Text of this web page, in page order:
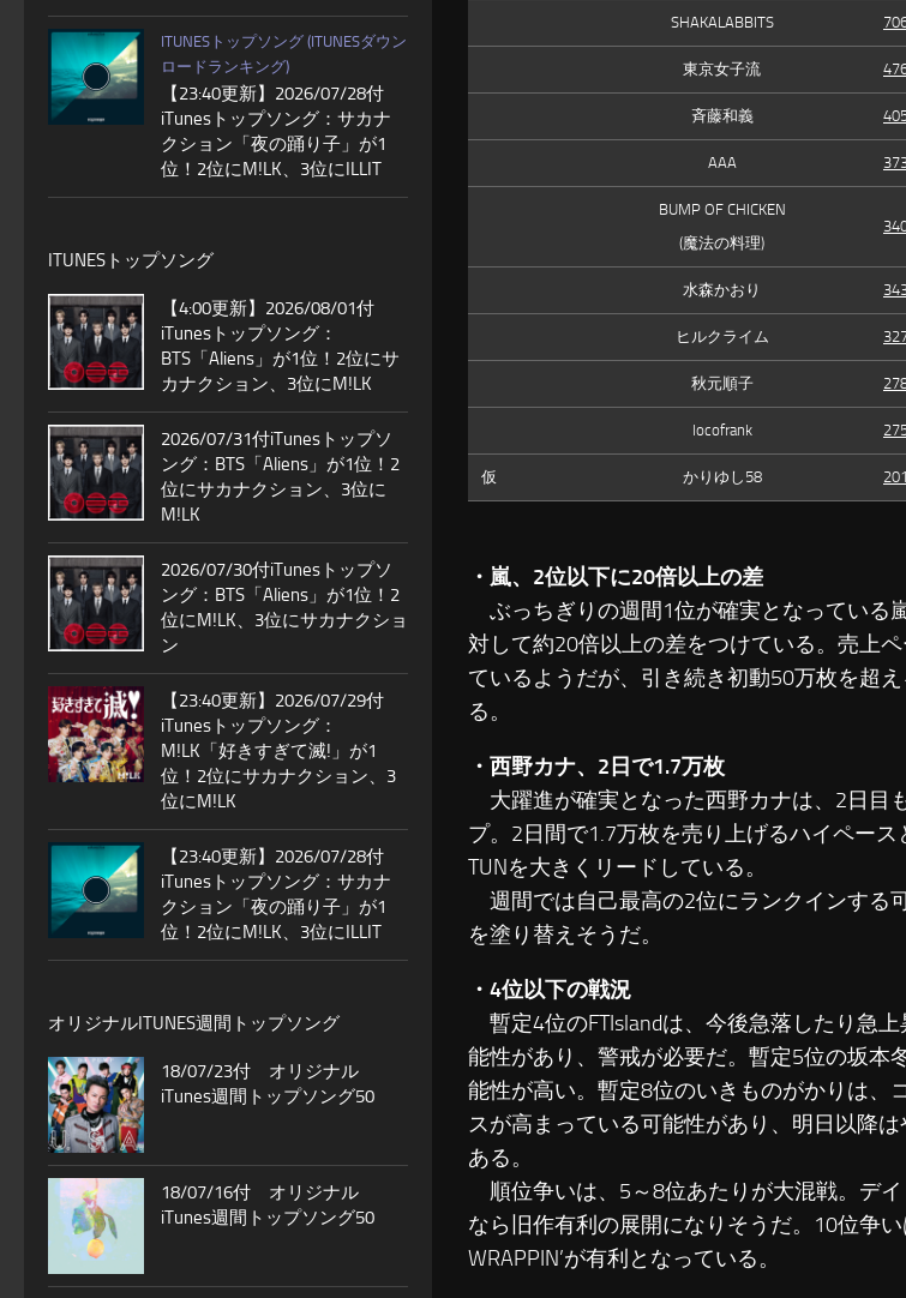
SHAKALABBITS
東京女子流
斉藤和義
AAA
BUMP OF CHICKEN
(魔法の料理)
水森かおり
ヒルクライム
秋元順子
locofrank
仮 かりゆし58 201
・嵐、2位以下に20倍以上の差
ぶっちぎりの週間1位が確実となっている
対して約20倍以上の差をつけている。売上
ているようだが、引き続き初動50万枚を超
る。
・西野カナ、2日で1.7万枚
大躍進が確実となった西野カナは、2日目
プ。2日間で1.7万枚を売り上げるハイペー
TUNを大きくリードしている。
週間では自己最高の2位にランクインする
を塗り替えそうだ。
・4位以下の戦況
暫定4位のFTIslandは、今後急落したり急
能性があり、警戒が必要だ。暫定5位の坂本
能性が高い。暫定8位のいきものがかりは、
スが高まっている可能性があり、明日以降
ある。
順位争いは、5～8位あたりが大混戦。デ
なら旧作有利の展開になりそうだ。10位争
WRAPPIN’が有利となっている。
ITUNESトップソング (ITUNESダウン
ロードランキング)
【23:40更新】2026/07/28付
iTunesトップソング：サカナ
クション「夜の踊り子」が1
位！2位にM!LK、3位にILLIT
ITUNESトップソング
【4:00更新】2026/08/01付
iTunesトップソング：
BTS「Aliens」が1位！2位にサ
カナクション、3位にM!LK
2026/07/31付iTunesトップソ
ング：BTS「Aliens」が1位！2
位にサカナクション、3位に
M!LK
2026/07/30付iTunesトップソ
ング：BTS「Aliens」が1位！2
位にM!LK、3位にサカナクショ
ン
【23:40更新】2026/07/29付
iTunesトップソング：
M!LK「好きすぎて滅!」が1
位！2位にサカナクション、3
位にM!LK
【23:40更新】2026/07/28付
iTunesトップソング：サカナ
クション「夜の踊り子」が1
位！2位にM!LK、3位にILLIT
オリジナルITUNES週間トップソング
18/07/23付 オリジナル
iTunes週間トップソング50
18/07/16付 オリジナル
iTunes週間トップソング50